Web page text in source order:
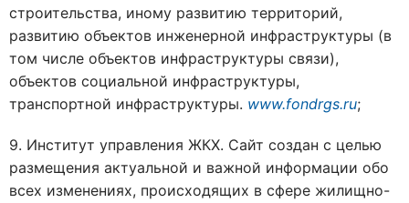
строительства, иному развитию территорий,
развитию объектов инженерной инфраструктуры (в
том числе объектов инфраструктуры связи),
объектов социальной инфраструктуры,
транспортной инфраструктуры. www.fondrgs.ru;
9. Институт управления ЖКХ. Сайт создан с целью
размещения актуальной и важной информации обо
всех изменениях, происходящих в сфере жилищно-